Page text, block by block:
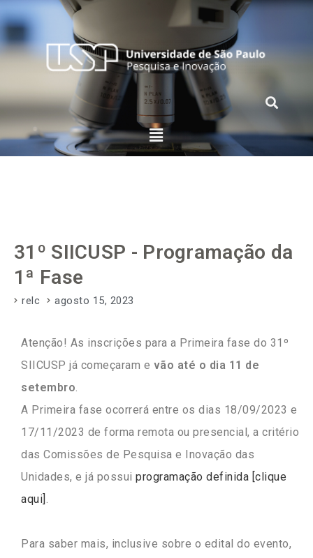
31º SIICUSP - Programação da
1ª Fase
relc agosto 15, 2023
Atenção! As inscrições para a Primeira fase do 31º
SIICUSP já começaram e vão até o dia 11 de
setembro.
A Primeira fase ocorrerá entre os dias 18/09/2023 e
17/11/2023 de forma remota ou presencial, a critério
das Comissões de Pesquisa e Inovação das
Unidades, e já possui programação definida [clique
aqui].
Para saber mais, inclusive sobre o edital do evento,